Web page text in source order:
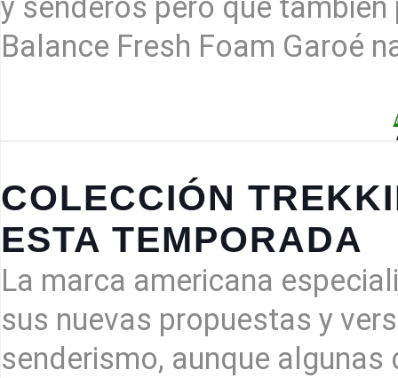
y senderos pero que
Balance Fresh Foam Garoé
COLECCIÓN
ESTA TEMPORADA
DE
La marca americana
sus nuevas propuestas y
senderismo, aunque